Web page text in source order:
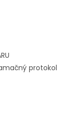
protokol